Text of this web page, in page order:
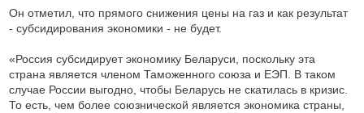
Он отметил, что прямого снижения цены на газ и как результат
- субсидирования экономики - не будет.
«Россия субсидирует экономику Беларуси, поскольку эта
страна является членом Таможенного союза и ЕЭП. В таком
случае России выгодно, чтобы Беларусь не скатилась в кризис.
То есть, чем более союзнической является экономика страны,